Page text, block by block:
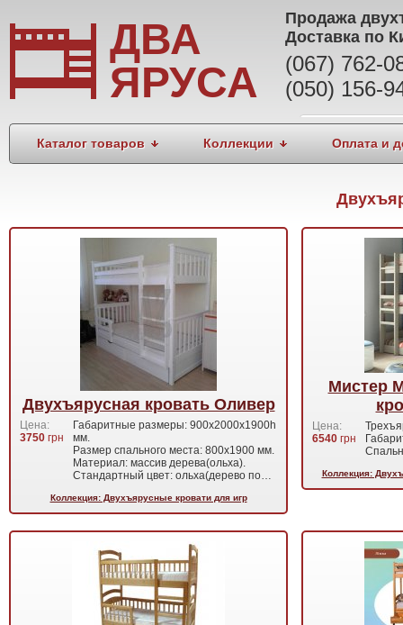
ДВА
ЯРУСА
Продажа
Доставка по
(067) 762-
(050) 156-
Каталог товаров Коллекции Оплата и
Двухъярусная кровать Оливер
Цена:
3750 грн
Габаритные размеры: 900х2000х1900h
мм.
Размер спального места: 800х1900 мм.
Материал: массив дерева(ольха).
Стандартный цвет: ольха(дерево по…
Коллекция: Двухъярусные кровати для игр
Мистер
Цена:
6540 грн
Коллекция: